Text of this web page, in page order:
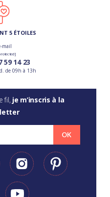
5 ÉTOILES
mail
59 14 23
de 09h à 13h
fil, je m’inscris à la
OK